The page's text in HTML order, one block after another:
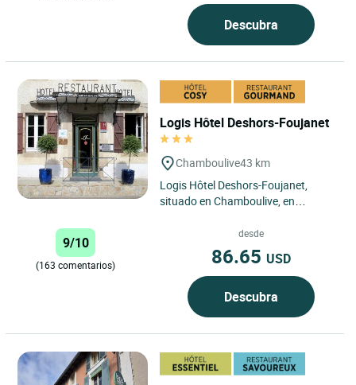
Descubra
Logis Hôtel Deshors-Foujanet
Chamboulive43 km
Logis Hôtel Deshors-Foujanet,
situado en Chamboulive, en
familiar que ha sobrevivido a
generaciones,...
9/10
(163 comentarios)
desde
86.65 USD
Descubra